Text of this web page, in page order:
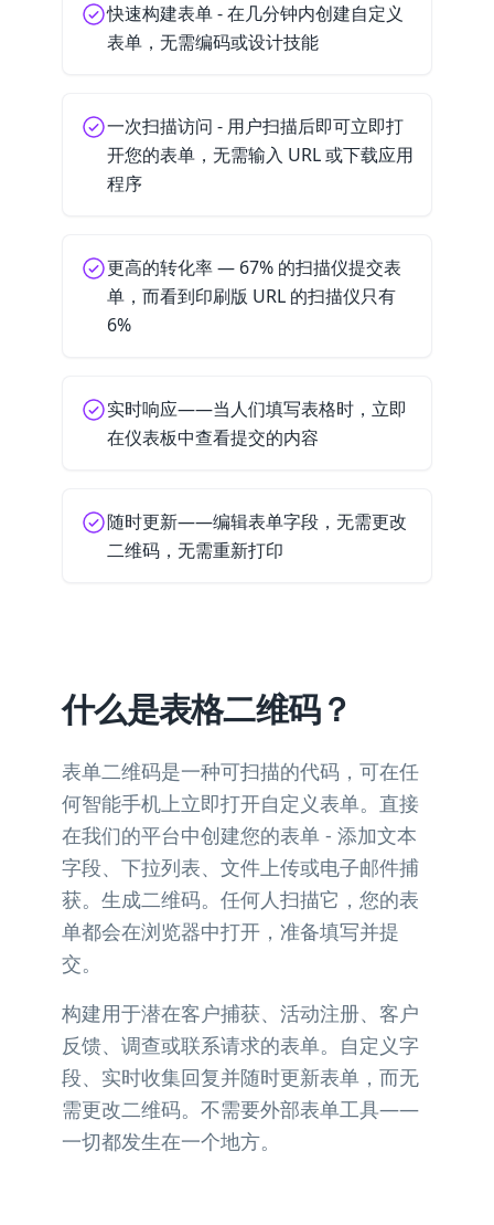
快速构建表单 - 在几分钟内创建自定义
表单，无需编码或设计技能
一次扫描访问 - 用户扫描后即可立即打
开您的表单，无需输入 URL 或下载应用
程序
更高的转化率 — 67% 的扫描仪提交表
单，而看到印刷版 URL 的扫描仪只有
6%
实时响应——当人们填写表格时，立即
在仪表板中查看提交的内容
随时更新——编辑表单字段，无需更改
二维码，无需重新打印
什么是表格二维码？
表单二维码是一种可扫描的代码，可在任
何智能手机上立即打开自定义表单。直接
在我们的平台中创建您的表单 - 添加文本
字段、下拉列表、文件上传或电子邮件捕
获。生成二维码。任何人扫描它，您的表
单都会在浏览器中打开，准备填写并提
交。
构建用于潜在客户捕获、活动注册、客户
反馈、调查或联系请求的表单。自定义字
段、实时收集回复并随时更新表单，而无
需更改二维码。不需要外部表单工具——
一切都发生在一个地方。